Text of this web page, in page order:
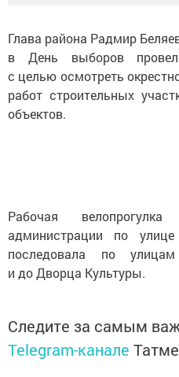
Глава района Радмир
в День выборов
с целью осмотреть
работ строительных
объектов.
Рабочая
администрации по
последовала по
и до Дворца Культуры.
Следите за самым
Telegram-канале